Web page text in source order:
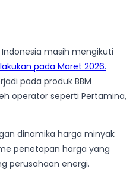
Indonesia masih mengikuti
pada Maret 2026.
pada produk BBM
operator seperti Pertamina,
dinamika harga minyak
penetapan harga yang
perusahaan energi.